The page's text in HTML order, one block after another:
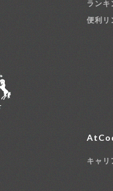
ランキ
便利リ
キャリ